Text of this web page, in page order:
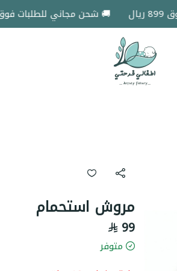
🚚 شحن مجاني للطلبات فوق 899 ريال
اطفالي فرحتي
مروش استحمام
99
متوفر